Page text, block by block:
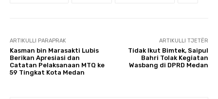
ARTIKULLI PARAPRAK
Kasman bin Marasakti Lubis
Berikan Apresiasi dan
Catatan Pelaksanaan MTQ ke
59 Tingkat Kota Medan
ARTIKULLI TJETËR
Tidak Ikut Bimtek, Saipul
Bahri Tolak Kegiatan
Wasbang di DPRD Medan